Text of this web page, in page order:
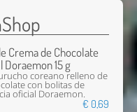
Crema de Chocolate
Doraemon 15 g
coreano relleno de
con bolitas de
oficial Doraemon.
€ 0,69